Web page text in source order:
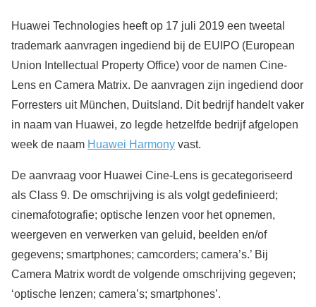
Huawei Technologies heeft op 17 juli 2019 een tweetal
trademark aanvragen ingediend bij de EUIPO (European
Union Intellectual Property Office) voor de namen Cine-
Lens en Camera Matrix. De aanvragen zijn ingediend door
Forresters uit München, Duitsland. Dit bedrijf handelt vaker
in naam van Huawei, zo legde hetzelfde bedrijf afgelopen
week de naam Huawei Harmony vast.
De aanvraag voor Huawei Cine-Lens is gecategoriseerd
als Class 9. De omschrijving is als volgt gedefinieerd;
cinemafotografie; optische lenzen voor het opnemen,
weergeven en verwerken van geluid, beelden en/of
gegevens; smartphones; camcorders; camera’s.’ Bij
Camera Matrix wordt de volgende omschrijving gegeven;
‘optische lenzen; camera’s; smartphones’.